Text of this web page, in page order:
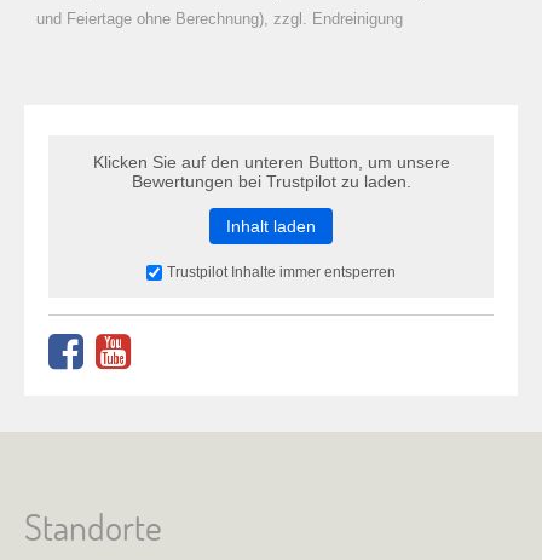
zu Warenkorb hinzugefügt.
und Feiertage ohne Berechnung), zzgl. Endreinigung
Klicken Sie auf den unteren Button, um unsere
Bewertungen bei Trustpilot zu laden.
Inhalt laden
Trustpilot Inhalte immer entsperren
Standorte